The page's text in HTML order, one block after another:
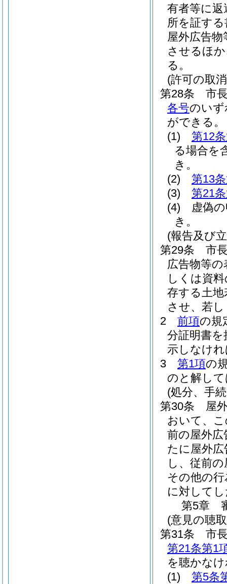
有者等に
所を証す
屋外広告
させるほ
る。
(許可の取
第28条
市
各号のいず
ができる。
(1)
第12
る場合を
き。
(2)
第13
(3)
第21
(4)
虚偽
き。
(報告及び
第29条
市
広告物等
しくは資
存する土
させ、若
2
前項の規
分証明書
示しなけ
3
第1項の
のと解し
(処分、手
第30条
屋
おいて、
前の屋外
たに屋外
し、従前
その他の
に対して
第5章
(意見の聴
第31条
市
第21条第1
を聴かな
(1)
第5条